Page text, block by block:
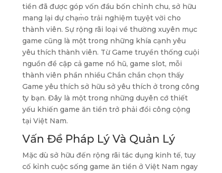
tiền đã được góp vốn đầu bốn chỉnh chu, sở hữu
mang lại dự chạm̀o trải nghiệm tuyệt vời cho
thành viên. Sự rộng rãi loại về thường xuyên mục
game cũng là một trong những khía cạnh yêu
yêu thích thành viên. Từ Game truyền thống cuội
nguồn đề cập cả game nổ hũ, game slot, mỗi
thành viên phần nhiều Chắn chắn chọn thấy
Game yêu thích sở hữu sở yêu thích ở trong công
ty bạn. Đây là một trong những duyên cớ thiết
yếu khiến game ăn tiền trở phải đổi công cộng
tại Việt Nam.
Vấn Đề Pháp Lý Và Quản Lý
Mặc dù sở hữu đến rộng rãi tác dụng kinh tế, tuy
cố kỉnh cuộc sống game ăn tiền ở Việt Nam ngay